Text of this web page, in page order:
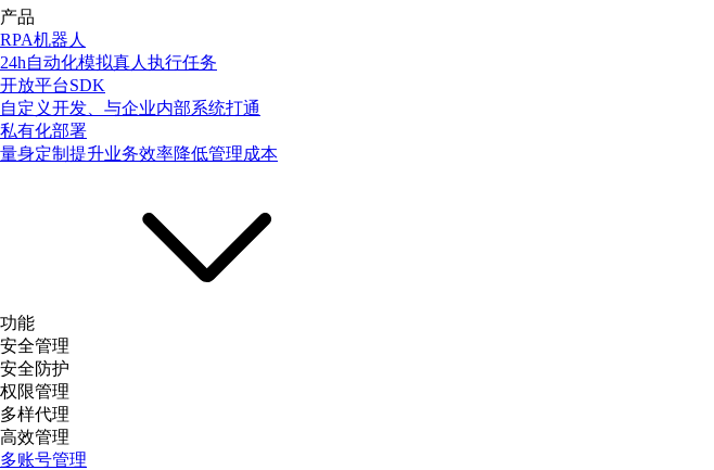
产品
RPA机器人
24h自动化模拟真人执行任务
开放平台SDK
自定义开发、与企业内部系统打通
私有化部署
量身定制提升业务效率降低管理成本
功能
安全管理
安全防护
权限管理
多样代理
高效管理
多账号管理